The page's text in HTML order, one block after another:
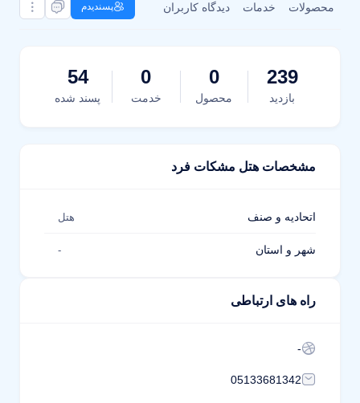
محصولات خدمات دیدگاه کاربران پسندیدم
239
بازدید
0
محصول
0
خدمت
54
پسند شده
مشخصات هتل مشکات فرد
اتحادیه و صنف هتل
شهر و استان -
راه های ارتباطی
-
05133681342